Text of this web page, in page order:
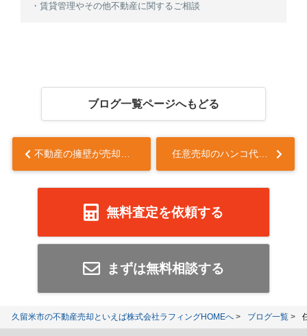
・賃貸管理やその他不動産に関するご相談
ブログ一覧ページへもどる
不動産の擁壁が売却しにくい理由は？がけ条例や対策も解説... 任意売却のハンコ代とは何？相場や規定についても解説...
無料査定を依頼する
まずは無料相談する
久留米市の不動産売却といえば株式会社ラフィングHOMEへ ブログ一覧